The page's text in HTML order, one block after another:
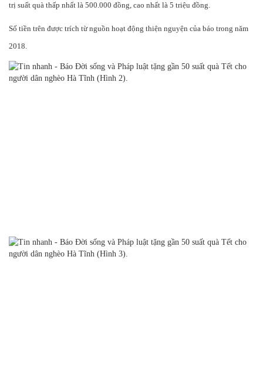
trị suất quà thấp nhất là 500.000 đồng, cao nhất là 5 triệu đồng.
Số tiền trên được trích từ nguồn hoạt động thiện nguyện của báo trong năm
2018.